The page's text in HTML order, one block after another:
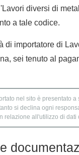
diversi di
a tale codice.
di importatore di
sei tenuto al
nel sito è presentato
si declina ogni
relazione all'utilizzo di